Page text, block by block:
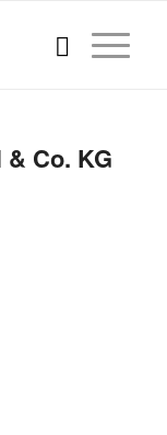
Co. KG